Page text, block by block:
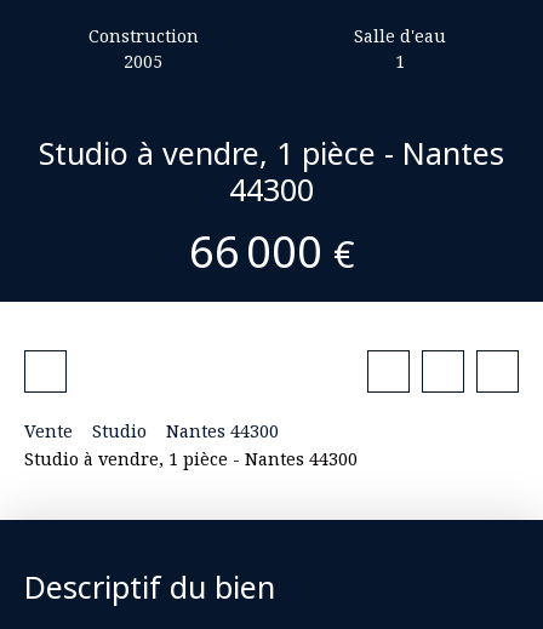
Construction
2005
Salle d'eau
1
Studio à vendre, 1 pièce - Nantes
44300
66 000 €
Vente Studio
Nantes 44300
Studio à vendre, 1 pièce - Nantes 44300
Descriptif du bien